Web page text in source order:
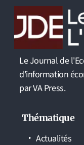
Le Journal de
d'information
par VA Press.
Thématique
Actualités